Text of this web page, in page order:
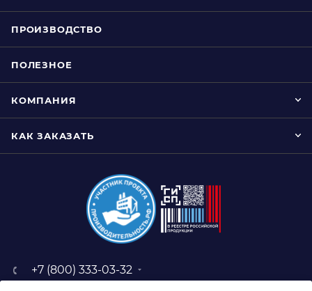
ПРОИЗВОДСТВО
ПОЛЕЗНОЕ
КОМПАНИЯ
КАК ЗАКАЗАТЬ
+7 (800) 333-03-32